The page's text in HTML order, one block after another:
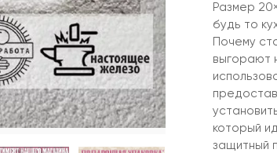
Размер
будь то
Почему
выгорают
который
защитный